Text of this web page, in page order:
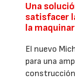
Una
satisfacer
la
El nuevo
para una